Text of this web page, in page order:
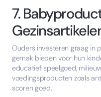
7.
Ouders investeren graag in
gemak bieden voor hun
educatief speelgoed,
voedingsproducten zoals
scoren goed.